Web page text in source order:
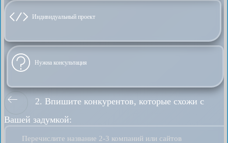
Индивидуальный проект
Нужна консультация
2. Впишите конкурентов, которые схожи с
Вашей задумкой:
Перечислите название 2-3 компаний или сайтов